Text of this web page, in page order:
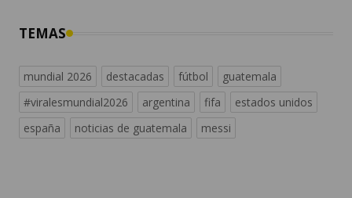
TEMAS
mundial 2026 destacadas fútbol
guatemala
#viralesmundial2026
argentina fifa
estados unidos
españa
noticias de guatemala messi